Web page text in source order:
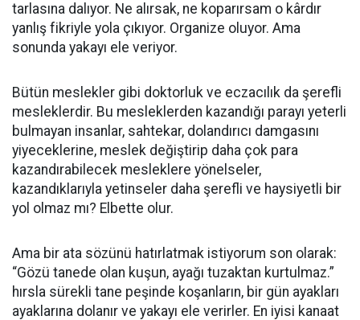
tarlasına dalıyor. Ne alırsak, ne koparırsam o kârdır
yanlış fikriyle yola çıkıyor. Organize oluyor. Ama
sonunda yakayı ele veriyor.
Bütün meslekler gibi doktorluk ve eczacılık da şerefli
mesleklerdir. Bu mesleklerden kazandığı parayı yeterli
bulmayan insanlar, sahtekar, dolandırıcı damgasını
yiyeceklerine, meslek değiştirip daha çok para
kazandırabilecek mesleklere yönelseler,
kazandıklarıyla yetinseler daha şerefli ve haysiyetli bir
yol olmaz mı? Elbette olur.
Ama bir ata sözünü hatırlatmak istiyorum son olarak:
“Gözü tanede olan kuşun, ayağı tuzaktan kurtulmaz.”
hırsla sürekli tane peşinde koşanların, bir gün ayakları
ayaklarına dolanır ve yakayı ele verirler. En iyisi kanaat